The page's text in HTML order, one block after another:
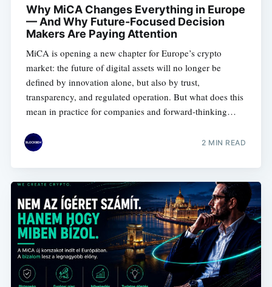
Why MiCA Changes Everything in Europe
— And Why Future-Focused Decision
Makers Are Paying Attention
MiCA is opening a new chapter for Europe’s crypto
market: the future of digital assets will no longer be
defined by innovation alone, but also by trust,
transparency, and regulated operation. But what does this
mean in practice for companies and forward-thinking
2 MIN READ